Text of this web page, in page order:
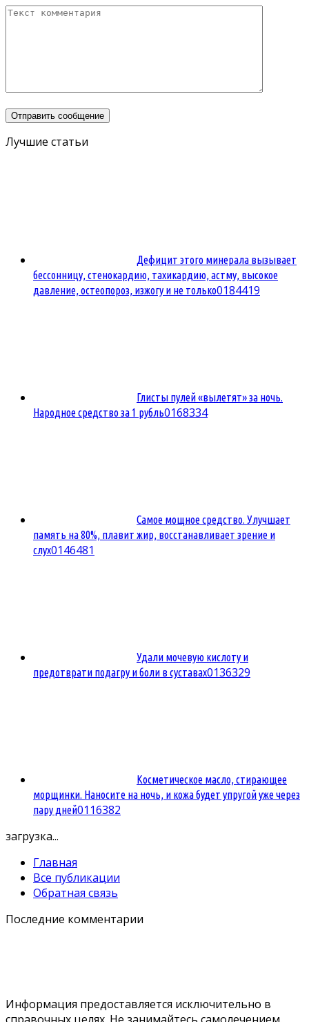
Лучшие статьи
Дефицит этого минерала вызывает
бессонницу, стенокардию, тахикардию, астму, высокое
давление, остеопороз, изжогу и не только0184419
Глисты пулей «вылетят» за ночь.
Народное средство за 1 рубль0168334
Самое мощное средство. Улучшает
память на 80%, плавит жир, восстанавливает зрение и
слух0146481
Удали мочевую кислоту и
предотврати подагру и боли в суставах0136329
Косметическое масло, стирающее
морщинки. Наносите на ночь, и кожа будет упругой уже через
пару дней0116382
загрузка...
Главная
Все публикации
Обратная связь
Последние комментарии
Информация предоставляется исключительно в